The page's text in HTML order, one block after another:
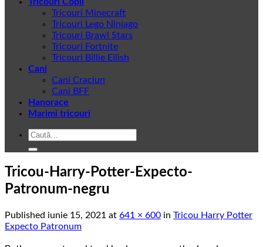
Tricouri Minecraft
Tricouri Lego Ninjago
Tricouri Brawl Stars
Tricouri Fortnite
Tricouri Billie Eilish
Cani
Cani Craciun
Cani BFF
Hanorace
Marimi tricouri
Caută
Tricou-Harry-Potter-Expecto-
Patronum-negru
Published iunie 15, 2021 at 641 × 600 in Tricou Harry Potter
Expecto Patronum